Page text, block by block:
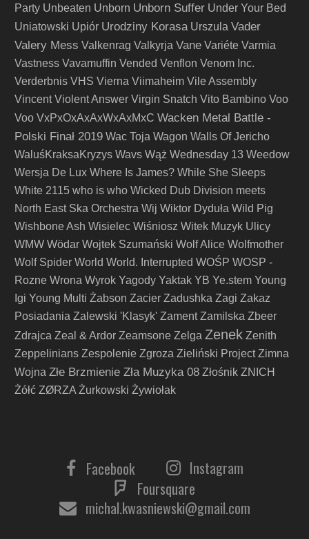
Party Unbeaten Unborn Unborn Suffer Under Your Bed
Uniatowski Upiór Urodziny Korasa Urszula Vader
Valery Mess Valkenrag Valkyrja Vane Variéte Varmia
Vastness Vavamuffin Vended Venflon Venom Inc.
Verderbnis VHS Vierna Viimaheim Vile Assembly
Vincent Violent Answer Virgin Snatch Vito Bambino Voo
Voo VxPxOxAxAxWxAxMxC Wacken Metal Battle -
Polski Finał 2019 Wac Toja Wagon Walls Of Jericho
WaluśKraksaKryzys Wavs Wąż Wednesday 13 Weedow
Wersja De Lux Where Is James? While She Sleeps
White 2115 who is who Wicked Dub Division meets
North East Ska Orchestra Wij Wiktor Dyduła Wild Pig
Wishbone Ash Wisielec Wiśniosz Witek Muzyk Ulicy
WMW Wödar Wojtek Szumański Wolf Alice Wolfmother
Wolf Spider World World. Interrupted WOŚP WOSP -
Rozne Wrona Wyrok Yagody Yaktak YB Ye.stem Young
Igi Young Multi Żabson Zacier Zadushka Zagi Zakaz
Posiadania Zalewski 'Klasyk' Zament Zamilska Zbeer
Zdrajca Zeal & Ardor Zeamsone Zelga Zenek Zenith
Zeppelinians Zespolenie Zgroza Zieliński Project Zimna
Wojna Złe Brzmienie Zła Muzyka 08 Złośnik ZNICH
Żółć ZØRZA Żurkowski Żywiołak
Facebook
Instagram
Foursquare
michal.kwasniewski@gmail.com